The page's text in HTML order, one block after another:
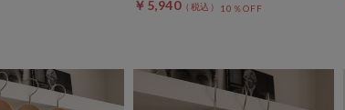
￥5,940 10％OFF